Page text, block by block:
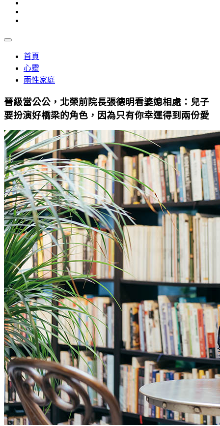
首頁
心靈
兩性家庭
晉級當公公，北榮前院長張德明看婆媳相處：兒子
要扮演好橋梁的角色，因為只有你幸運得到兩份愛